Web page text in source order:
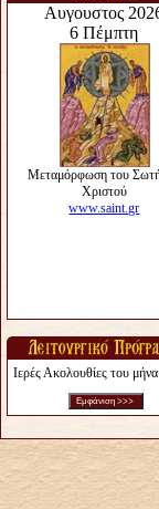
Ιερές Ακολουθίες του μήνα